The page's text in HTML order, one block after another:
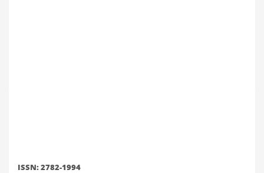
ISSN: 2782-1994